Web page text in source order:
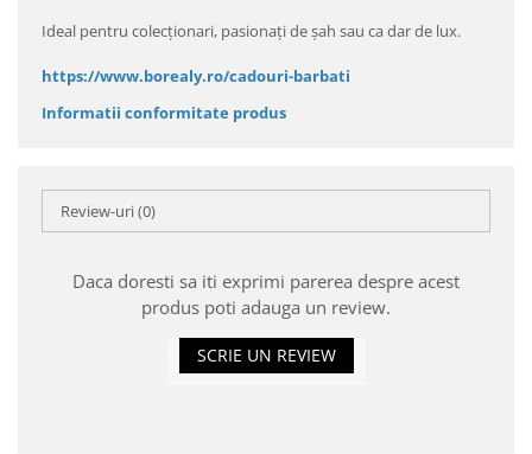
Ideal pentru colecționari, pasionați de șah sau ca dar de lux.
https://www.borealy.ro/cadouri-barbati
Informatii conformitate produs
Review-uri(0)
Daca doresti sa iti exprimi parerea despre acest
produs poti adauga un review.
SCRIE UN REVIEW